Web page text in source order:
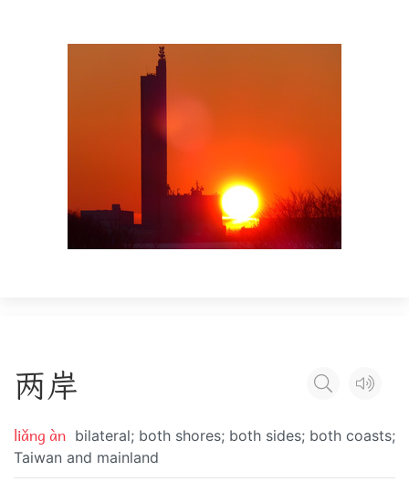
两岸
liǎng àn bilateral; both shores; both sides; both coasts;
Taiwan and mainland